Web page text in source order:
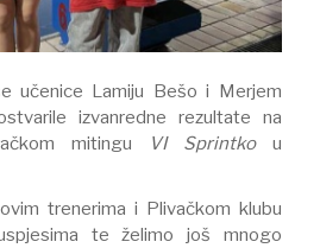
učenice Lamiju Bešo i Merjem
izvanredne rezultate na
mitingu
VI Sprintkou
trenerima i Plivačkom klubu
te želimo još mnogo